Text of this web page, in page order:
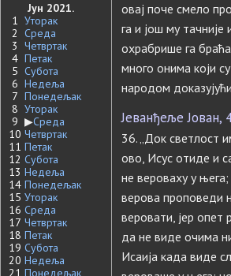
Јун 2021.
1 Уторак
2 Среда
3 Четвртак
4 Петак
5 Субота
6 Недеља
7 Понедељак
8 Уторак
9 ▶Среда
10 Четвртак
11 Петак
12 Субота
13 Недеља
14 Понедељак
15 Уторак
16 Среда
17 Четвртак
18 Петак
19 Субота
20 Недеља
21 Понедељак
овај поче смело
га и још му
охрабрише га
много онима који
народом
Јеванђеље Јован,
36. „Док светлост
ово, Исус отиде и
не вероваху у
верова проповеди
веровати, јер
да не виде очима
Исаија када виде